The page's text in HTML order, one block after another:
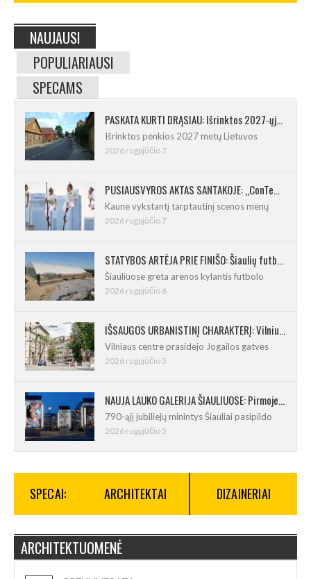
NAUJAUSI
POPULIARIAUSI
SPECAMS
PASKATA KURTI DRĄSIAU: Išrinktos 2027-ųjų Lietuvos mažosios kultūros sostinės
Išrinktos penkios 2027 metų Lietuvos
2026 rugpjūčio 7
PUSIAUSVYROS AKTAS SANTAKOJE: „ConTempo 2026“ uždarys sudėtingas pasirodymas 8 m aukštyje
Kaune vykstantį tarptautinį scenos menų
2026 rugpjūčio 7
STATYBOS ARTĖJA PRIE FINIŠO: Šiaulių futbolo ir regbio maniežas įgavo kontūrus
Šiauliuose greta arenos kylantis futbolo
2026 rugpjūčio 6
IŠSAUGOS URBANISTINĮ CHARAKTERĮ: Vilniuje pradėtas Jogailos gatvės remontas
Vilniaus centre prasidėjo Jogailos gatvės
2026 rugpjūčio 5
NAUJA LAUKO GALERIJA ŠIAULIUOSE: Pirmoje ekspozicijoje – Eduardo Juchnevičiaus kūryba
790-ąjį jubiliejų minintys Šiauliai pasipildo
2026 rugpjūčio 5
SPECAI: ARCHITEKTAI DIZAINERIAI
ARCHITEKTUOMENĖ